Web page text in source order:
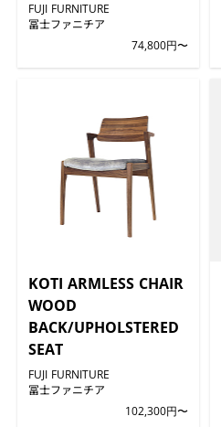
FUJI FURNITURE
冨士ファニチア
74,800円〜
KOTI ARMLESS CHAIR
WOOD
BACK/UPHOLSTERED
SEAT
FUJI FURNITURE
冨士ファニチア
102,300円〜